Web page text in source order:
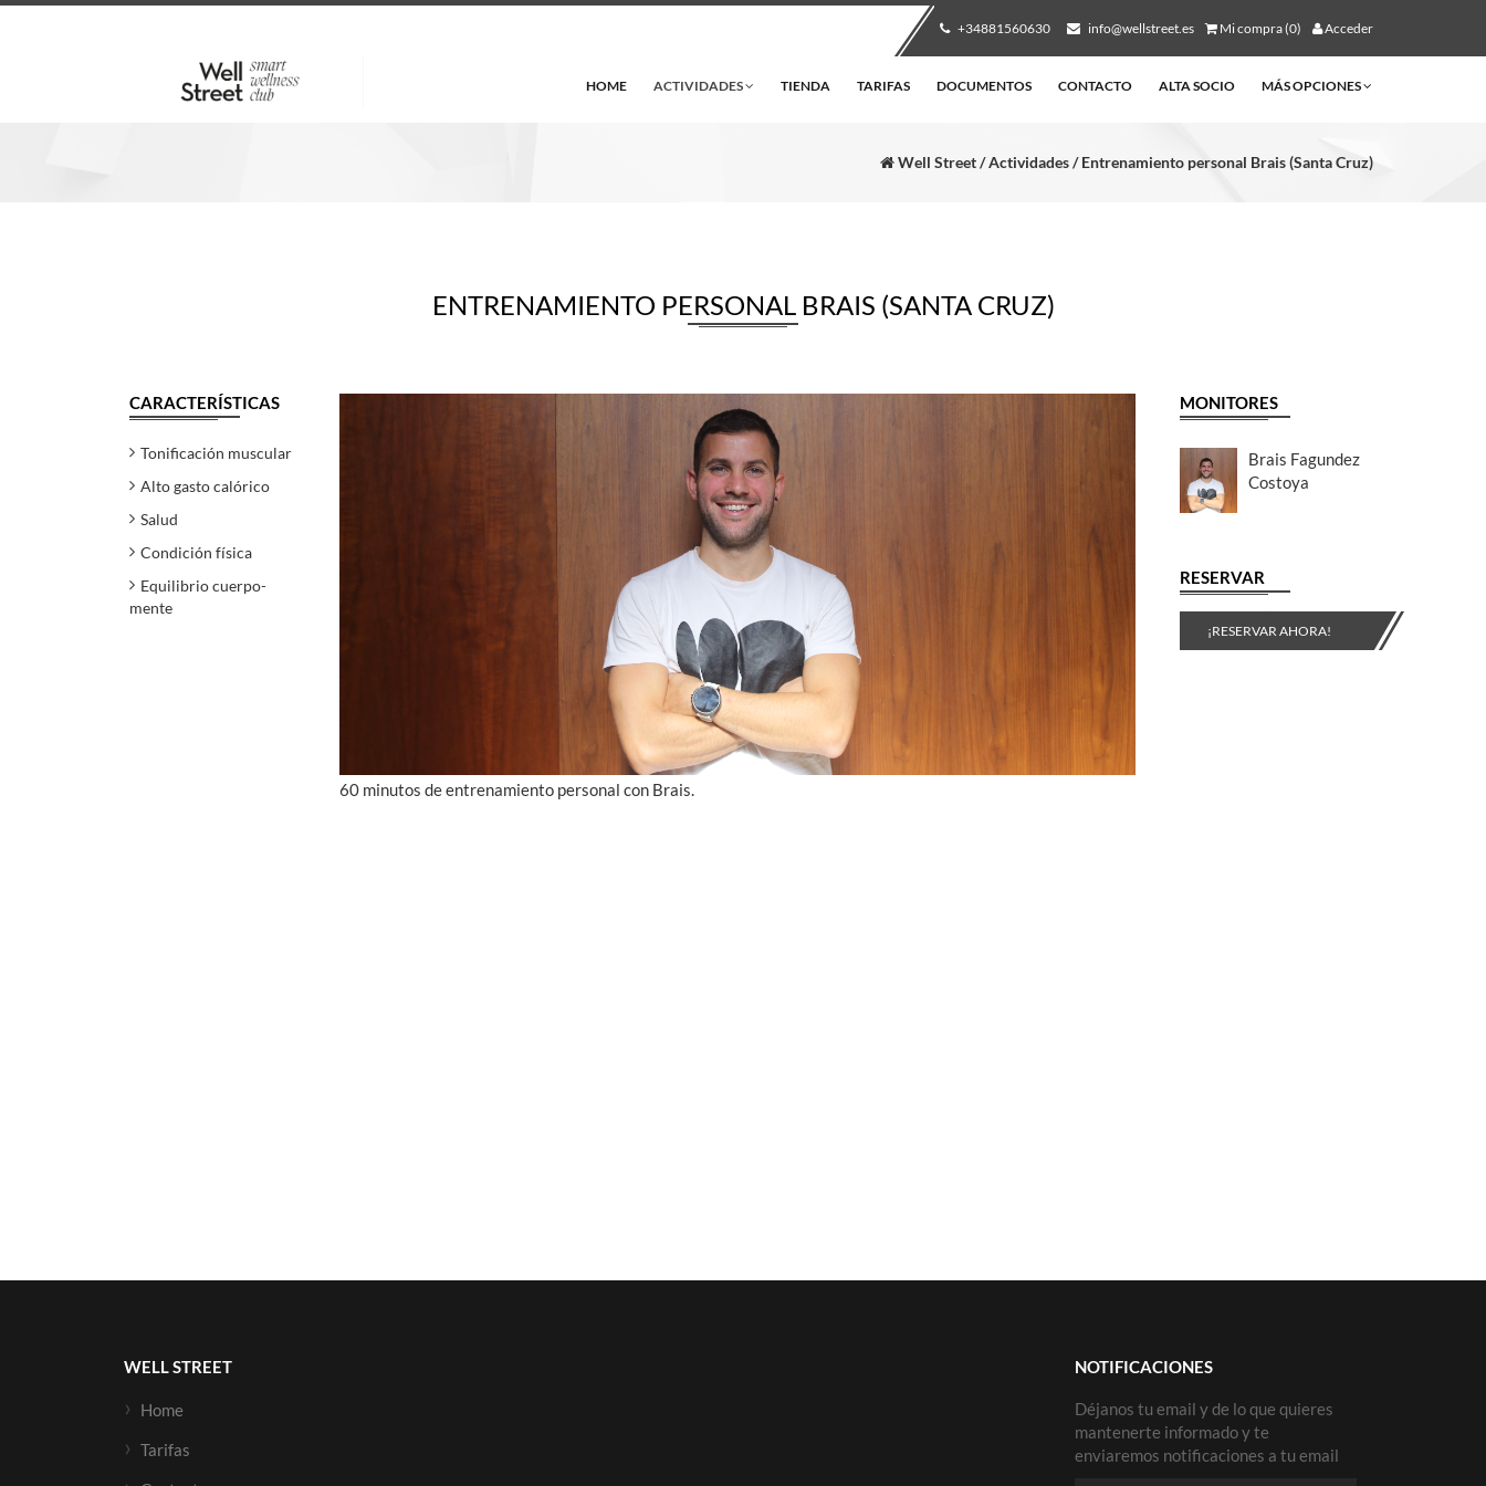
+34881560630 info@wellstreet.es Mi compra (0) Acceder
HOME ACTIVIDADES TIENDA TARIFAS DOCUMENTOS CONTACTO ALTA SOCIO MÁS OPCIONES
Well Street / Actividades / Entrenamiento personal Brais (Santa Cruz)
ENTRENAMIENTO PERSONAL BRAIS (SANTA CRUZ)
CARACTERÍSTICAS
Tonificación muscular
Alto gasto calórico
Salud
Condición física
Equilibrio cuerpo-
mente
60 minutos de entrenamiento personal con Brais.
MONITORES
Brais Fagundez
Costoya
RESERVAR
¡RESERVAR AHORA!
WELL STREET
Home
Tarifas
NOTIFICACIONES
Déjanos tu email y de lo que quieres
mantenerte informado y te
enviaremos notificaciones a tu email